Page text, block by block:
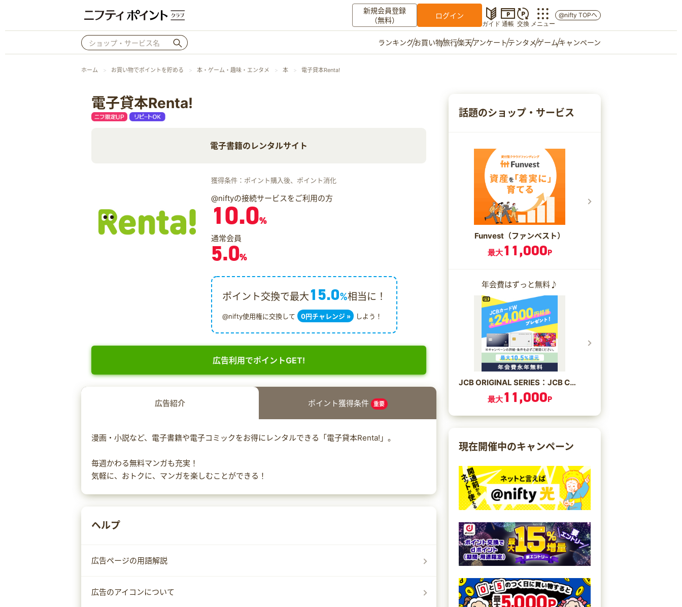
新規会員登録
（無料）
ログイン
ガイド 通帳 交換 メニュー
お知らせ
@nifty TOPへ
ランキングお買い物旅行楽天アンケートテンタメゲームキャンペーン
ホーム お買い物でポイントを貯める 本・ゲーム・趣味・エンタメ 本 電子貸本Renta!
電子貸本Renta!
電子書籍のレンタルサイト
獲得条件：ポイント購入後、ポイント消化
@niftyの接続サービスをご利用の方
10.0%
通常会員
5.0%
ポイント交換で最大15.0%相当に！
@nifty使用権に交換して 0円チャレンジ » しよう！
広告利用でポイントGET!
広告紹介 ポイント獲得条件 重要
漫画・小説など、電子書籍や電子コミックをお得にレンタルできる「電子貸本Renta!」。
毎週かわる無料マンガも充実！
気軽に、おトクに、マンガを楽しむことができる！
ヘルプ
広告ページの用語解説
広告のアイコンについて
話題のショップ・サービス
Funvest（ファンベスト）
最大11,000P
年会費はずっと無料♪
JCB ORIGINAL SERIES：JCB CARD W/JCB CARD W plus L
最大11,000P
現在開催中のキャンペーン